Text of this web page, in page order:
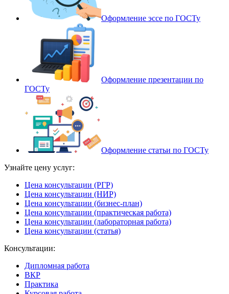
Оформление эссе по ГОСТу
Оформление презентации по
ГОСТу
Оформление статьи по ГОСТу
Узнайте цену услуг:
Цена консультации (РГР)
Цена консультации (НИР)
Цена консультации (бизнес-план)
Цена консультации (практическая работа)
Цена консультации (лабораторная работа)
Цена консультации (статья)
Консультации:
Дипломная работа
ВКР
Практика